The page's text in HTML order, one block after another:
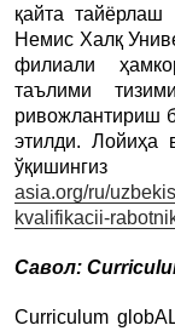
қайта
Немис Халқ
филиали
таълими
ривожлантириш
этилди. Лойиҳа
asia.org/ru/
kvalifikacii-
Савол:
Curriculum